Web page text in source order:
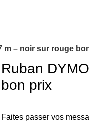
m – noir sur rouge
Ruban
bon prix
Faites passer vos